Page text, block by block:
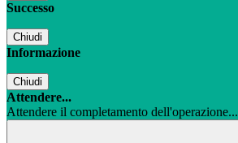
Successo
Chiudi
Informazione
Chiudi
Attendere...
Attendere il completamento dell'operazione...